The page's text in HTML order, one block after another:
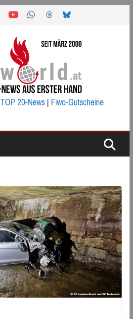
TOP 20-News|Fiwo-Gutscheine